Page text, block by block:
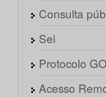
Consulta
Sei
Protocolo
Acesso